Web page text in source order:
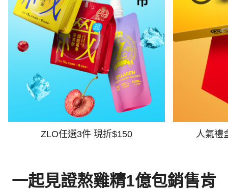
ZLO任選3件 現折$150 人氣禮
一起見證熬雞精1億包銷售肯